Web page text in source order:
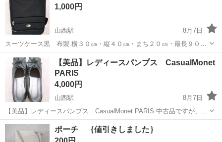
1,000円
山西駅
8月7日
スーツケース黒 布製 横３０㎝・縦４０㎝・まち２０㎝・最長９０㎝
大きい傷はありませんが、過度に布スレがあります。 気にならない方
に使っていただけらばと思い出店しました。 別府のセブンスターに取
りに来てくれる...
愛媛 松山市 山西駅 バッグ スーツケース
【美品】レディースパンプス CasualMonet
PARIS
4,000円
山西駅
8月7日
【美品】レディースパンプス CasualMonet PARIS 中古品ですが、あ
まり使用していません。 サイズ22㎝ 高さ約4㎝ 5枚目の写真は、類
似品の参考写真です。 別府のセブンスターに取りに来てくれる方...
愛媛 松山市 靴 セブンスター
ポーチ ｛値引きしました｝